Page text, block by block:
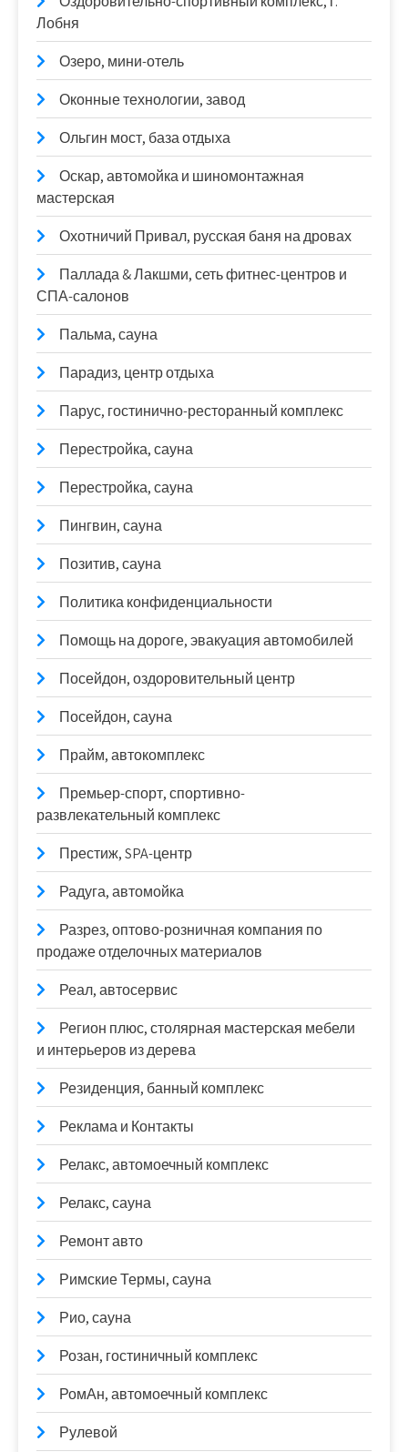
Лобня
Озеро, мини-отель
Оконные технологии, завод
Ольгин мост, база отдыха
Оскар, автомойка и шиномонтажная
мастерская
Охотничий Привал, русская баня на дровах
Паллада & Лакшми, сеть фитнес-центров и
СПА-салонов
Пальма, сауна
Парадиз, центр отдыха
Парус, гостинично-ресторанный комплекс
Перестройка, сауна
Перестройка, сауна
Пингвин, сауна
Позитив, сауна
Политика конфиденциальности
Помощь на дороге, эвакуация автомобилей
Посейдон, оздоровительный центр
Посейдон, сауна
Прайм, автокомплекс
Премьер-спорт, спортивно-
развлекательный комплекс
Престиж, SPA-центр
Радуга, автомойка
Разрез, оптово-розничная компания по
продаже отделочных материалов
Реал, автосервис
Регион плюс, столярная мастерская мебели
и интерьеров из дерева
Резиденция, банный комплекс
Реклама и Контакты
Релакс, автомоечный комплекс
Релакс, сауна
Ремонт авто
Римские Термы, сауна
Рио, сауна
Розан, гостиничный комплекс
РомАн, автомоечный комплекс
Рулевой